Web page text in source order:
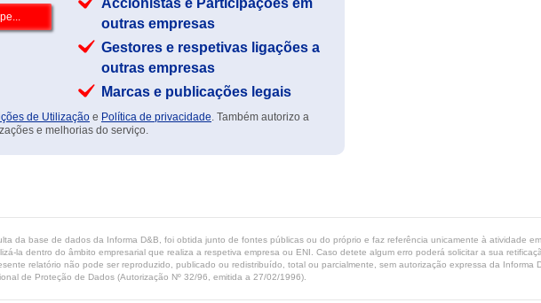
Accionistas e Participações em
outras empresas
Gestores e respetivas ligações a
outras empresas
Marcas e publicações legais
de Utilização e Política de privacidade. Também autorizo a
e melhorias do serviço.
da base de dados da Informa D&B, foi obtida junto de fontes públicas ou do próprio e faz referência unicamente à atividade
la dentro do âmbito empresarial que realiza a respetiva empresa ou ENI. Caso detete algum erro poderá solicitar a sua
relatório não pode ser reproduzido, publicado ou redistribuído, total ou parcialmente, sem autorização expressa da Informa
de Proteção de Dados (Autorização Nº 32/96, emitida a 27/02/1996).